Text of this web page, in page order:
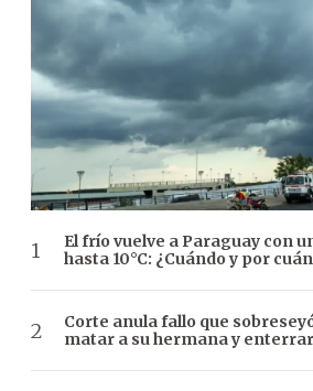
El frío vuelve a Paraguay con
hasta 10°C: ¿Cuándo y por
Corte anula fallo que
matar a su hermana y